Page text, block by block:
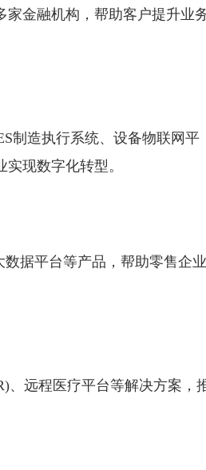
家金融机构，帮助客户提升业
制造执行系统、设备物联网平
现数字化转型。
据平台等产品，帮助零售企
、远程医疗平台等解决方案，